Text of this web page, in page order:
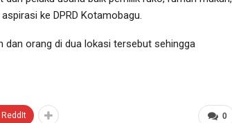
ke DPRD Kotamobagu.
dan orang di dua lokasi tersebut sehingga
0
ReddIt